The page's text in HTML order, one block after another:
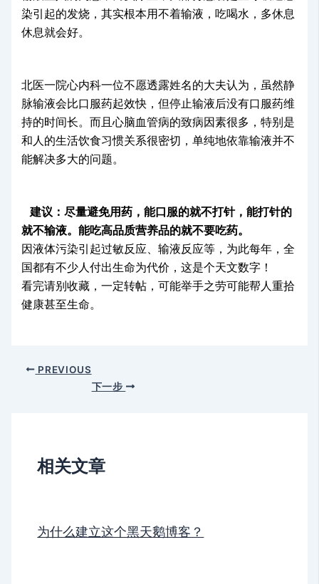
染引起的发烧，其实根本用不着输液，吃喝水，多休息
休息就会好。
北医一院心内科一位不愿透露姓名的大夫认为，虽然静
脉输液会比口服药起效快，但停止输液后没有口服药维
持的时间长。而且心脑血管病的致病因素很多，特别是
和人的生活饮食习惯关系很密切，单纯地依靠输液并不
能解决多大的问题。
建议：尽量避免用药，能口服的就不打针，能打针的
就不输液。能吃高品质营养品的就不要吃药。
因液体污染引起过敏反应、输液反应等，为此每年，全
国都有不少人付出生命为代价，这是个天文数字！
看完请别收藏，一定转帖，可能举手之劳可能帮人重拾
健康甚至生命。
PREVIOUS
下一步
相关文章
为什么建立这个黑天鹅博客？